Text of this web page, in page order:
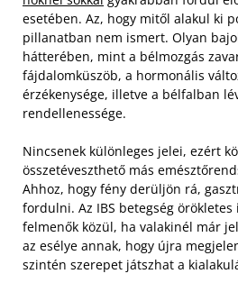
esetében. Az, hogy mitől alakul ki
pillanatban nem ismert. Olyan
hátterében, mint a bélmozgás
fájdalomküszöb, a hormonális
érzékenysége, illetve a bélfalban
rendellenessége.
Nincsenek különleges jelei, ezért
összetéveszthető más
Ahhoz, hogy fény derüljön rá,
fordulni. Az IBS betegség örökletes
felmenők közül, ha valakinél már
az esélye annak, hogy újra
szintén szerepet játszhat a